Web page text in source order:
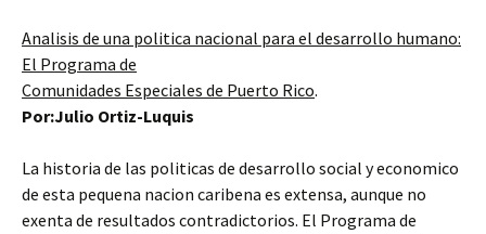
Analisis de una politica nacional para el desarrollo humano:
El Programa de
Comunidades Especiales de Puerto Rico.
Por:Julio Ortiz-Luquis
La historia de las politicas de desarrollo social y economico
de esta pequena nacion caribena es extensa, aunque no
exenta de resultados contradictorios. El Programa de